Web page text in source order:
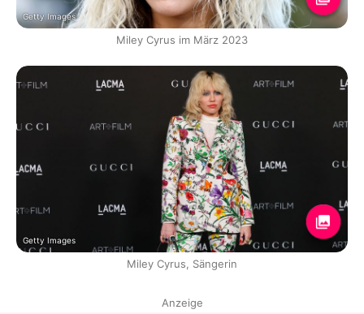
Getty Images
Miley Cyrus im März 2023
Getty Images
Miley Cyrus, Sängerin
Anzeige